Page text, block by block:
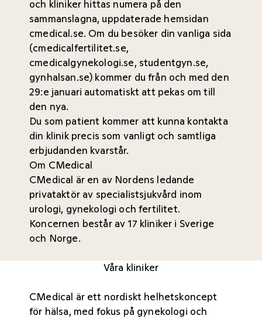
och kliniker hittas numera på den
sammanslagna, uppdaterade hemsidan
cmedical.se. Om du besöker din vanliga sida
(cmedicalfertilitet.se,
cmedicalgynekologi.se, studentgyn.se,
gynhalsan.se) kommer du från och med den
29:e januari automatiskt att pekas om till
den nya.
Du som patient kommer att kunna kontakta
din klinik precis som vanligt och samtliga
erbjudanden kvarstår.
Om CMedical
CMedical är en av Nordens ledande
privataktör av specialistsjukvård inom
urologi, gynekologi och fertilitet.
Koncernen består av 17 kliniker i Sverige
och Norge.
Våra kliniker
CMedical är ett nordiskt helhetskoncept
för hälsa, med fokus på gynekologi och